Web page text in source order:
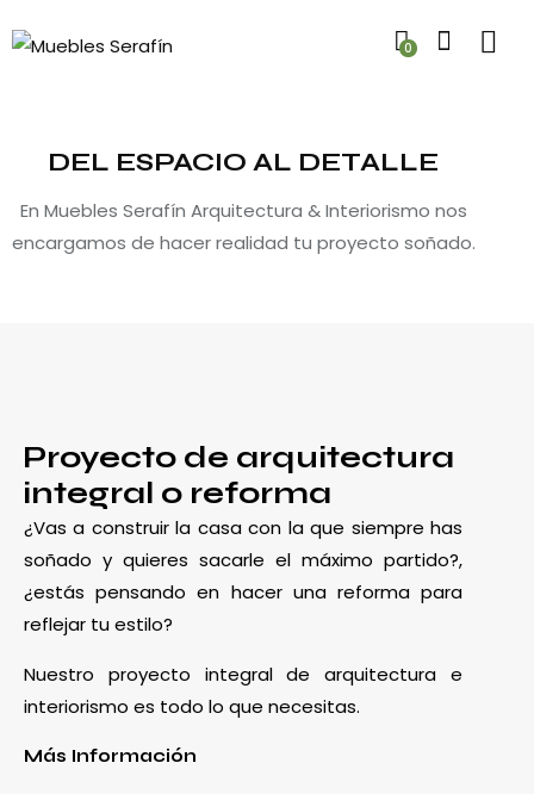
0
DEL ESPACIO AL DETALLE
En Muebles Serafín Arquitectura & Interiorismo nos
encargamos de hacer realidad tu proyecto soñado.
Proyecto de arquitectura
integral o reforma
¿Vas a construir la casa con la que siempre has
soñado y quieres sacarle el máximo partido?,
¿estás pensando en hacer una reforma para
reflejar tu estilo?
Nuestro proyecto integral de arquitectura e
interiorismo es todo lo que necesitas.
Más Información